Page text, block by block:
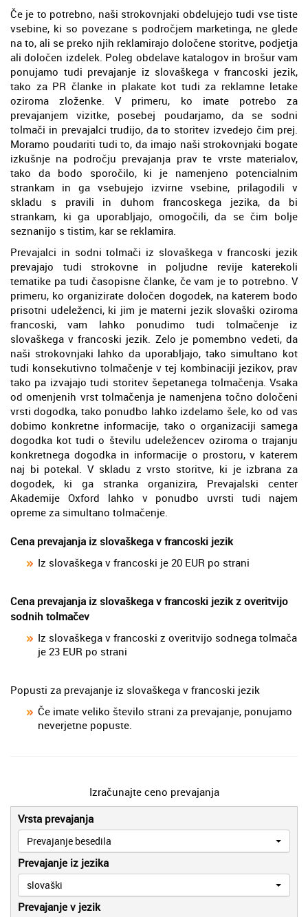
Če je to potrebno, naši strokovnjaki obdelujejo tudi vse tiste
vsebine, ki so povezane s področjem marketinga, ne glede
na to, ali se preko njih reklamirajo določene storitve, podjetja
ali določen izdelek. Poleg obdelave katalogov in brošur vam
ponujamo tudi prevajanje iz slovaškega v francoski jezik,
tako za PR članke in plakate kot tudi za reklamne letake
oziroma zloženke. V primeru, ko imate potrebo za
prevajanjem vizitke, posebej poudarjamo, da se sodni
tolmači in prevajalci trudijo, da to storitev izvedejo čim prej.
Moramo poudariti tudi to, da imajo naši strokovnjaki bogate
izkušnje na področju prevajanja prav te vrste materialov,
tako da bodo sporočilo, ki je namenjeno potencialnim
strankam in ga vsebujejo izvirne vsebine, prilagodili v
skladu s pravili in duhom francoskega jezika, da bi
strankam, ki ga uporabljajo, omogočili, da se čim bolje
seznanijo s tistim, kar se reklamira.
Prevajalci in sodni tolmači iz slovaškega v francoski jezik
prevajajo tudi strokovne in poljudne revije katerekoli
tematike pa tudi časopisne članke, če vam je to potrebno. V
primeru, ko organizirate določen dogodek, na katerem bodo
prisotni udeleženci, ki jim je materni jezik slovaški oziroma
francoski, vam lahko ponudimo tudi tolmačenje iz
slovaškega v francoski jezik. Zelo je pomembno vedeti, da
naši strokovnjaki lahko da uporabljajo, tako simultano kot
tudi konsekutivno tolmačenje v tej kombinaciji jezikov, prav
tako pa izvajajo tudi storitev šepetanega tolmačenja. Vsaka
od omenjenih vrst tolmačenja je namenjena točno določeni
vrsti dogodka, tako ponudbo lahko izdelamo šele, ko od vas
dobimo konkretne informacije, tako o organizaciji samega
dogodka kot tudi o številu udeležencev oziroma o trajanju
konkretnega dogodka in informacije o prostoru, v katerem
naj bi potekal. V skladu z vrsto storitve, ki je izbrana za
dogodek, ki ga stranka organizira, Prevajalski center
Akademije Oxford lahko v ponudbo uvrsti tudi najem
opreme za simultano tolmačenje.
Cena prevajanja iz slovaškega v francoski jezik
Iz slovaškega v francoski je 20 EUR po strani
Cena prevajanja iz slovaškega v francoski jezik z overitvijo
sodnih tolmačev
Iz slovaškega v francoski z overitvijo sodnega tolmača
je 23 EUR po strani
Popusti za prevajanje iz slovaškega v francoski jezik
Če imate veliko število strani za prevajanje, ponujamo
neverjetne popuste.
Izračunajte ceno prevajanja
Vrsta prevajanja
Prevajanje besedila
Prevajanje iz jezika
slovaški
Prevajanje v jezik